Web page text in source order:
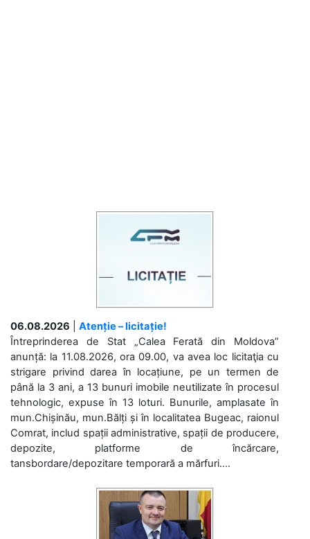
06.08.2026
Atenție – licitație!
Întreprinderea de Stat „Calea Ferată din Moldova”
anunță: la 11.08.2026, ora 09.00, va avea loc licitaţia cu
strigare privind darea în locațiune, pe un termen de
până la 3 ani, a 13 bunuri imobile neutilizate în procesul
tehnologic, expuse în 13 loturi. Bunurile, amplasate în
mun.Chișinău, mun.Bălți și în localitatea Bugeac, raionul
Comrat, includ spații administrative, spații de producere,
depozite, platforme de încărcare,
tansbordare/depozitare temporară a mărfuri....